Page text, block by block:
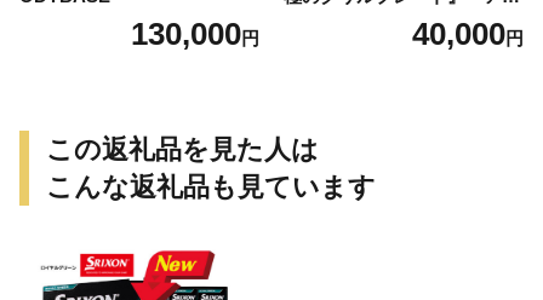
130,000円
トドア用品 レジャー キャン
プ バーベキュー BBQ 鉄板
40,000円
この返礼品を見た人は
こんな返礼品も見ています